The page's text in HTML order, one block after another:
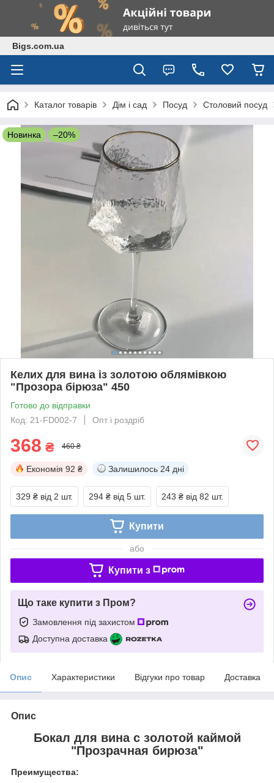
Bigs.com.ua
Каталог товарів Дім і сад Посуд Столовий посуд
Новинка –20%
Келих для вина із золотою облямівкою
"Прозора бірюза" 450
Готово до відправки
Код: 21-FD002-7
Опт і роздріб
368 ₴ 460 ₴
Економія 92 ₴ Залишилось 24 дні
329 ₴ від 2 шт. 294 ₴ від 5 шт. 243 ₴ від 82 шт.
Купити
або
Купити з
Що таке купити з Пром?
Замовлення під захистом
Доступна доставка
Опис Характеристики Відгуки про товар Доставка
Опис
Бокал для вина с золотой каймой
"Прозрачная бирюза"
Преимущества: